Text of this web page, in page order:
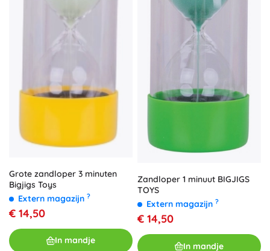
Grote zandloper 3 minuten
Bigjigs Toys
Extern magazijn ?
€ 14,50
In mandje
Zandloper 1 minuut BIGJIGS
TOYS
Extern magazijn ?
€ 14,50
In mandje